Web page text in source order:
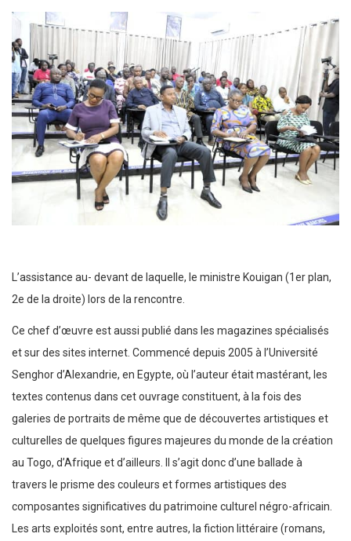
L’assistance au- devant de laquelle, le ministre Kouigan (1er plan,
2e de la droite) lors de la rencontre.
Ce chef d’œuvre est aussi publié dans les magazines spécialisés
et sur des sites internet. Commencé depuis 2005 à l’Université
Senghor d’Alexandrie, en Egypte, où l’auteur était mastérant, les
textes contenus dans cet ouvrage constituent, à la fois des
galeries de portraits de même que de découvertes artistiques et
culturelles de quelques figures majeures du monde de la création
au Togo, d’Afrique et d’ailleurs. Il s’agit donc d’une ballade à
travers le prisme des couleurs et formes artistiques des
composantes significatives du patrimoine culturel négro-africain.
Les arts exploités sont, entre autres, la fiction littéraire (romans,